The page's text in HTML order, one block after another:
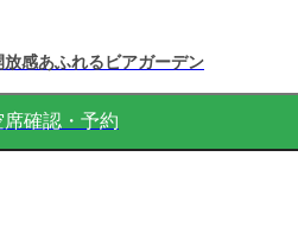
放感あふれるビアガーデン
席確認・予約